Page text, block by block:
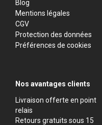
Blog
Mentions légales
CGV
Protection des données
Préférences de cookies
Nos avantages clients
Livraison offerte en point
relais
Retours gratuits sous 15